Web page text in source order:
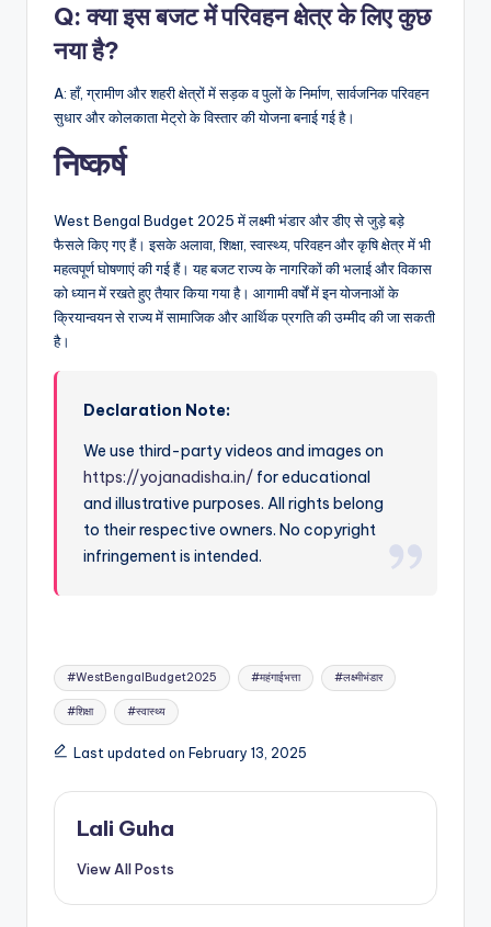
Q:क्या इस बजट में परिवहन क्षेत्र के लिए कुछ
नया है?
A: हाँ, ग्रामीण और शहरी क्षेत्रों में सड़क व पुलों के निर्माण, सार्वजनिक परिवहन
सुधार और कोलकाता मेट्रो के विस्तार की योजना बनाई गई है।
निष्कर्ष
West Bengal Budget 2025 में लक्ष्मी भंडार और डीए से जुड़े बड़े
फैसले किए गए हैं। इसके अलावा, शिक्षा, स्वास्थ्य, परिवहन और कृषि क्षेत्र में भी
महत्वपूर्ण घोषणाएं की गई हैं। यह बजट राज्य के नागरिकों की भलाई और विकास
को ध्यान में रखते हुए तैयार किया गया है। आगामी वर्षों में इन योजनाओं के
क्रियान्वयन से राज्य में सामाजिक और आर्थिक प्रगति की उम्मीद की जा सकती
है।
Declaration Note:
We use third-party videos and images on
https://yojanadisha.in/ for educational
and illustrative purposes. All rights belong
to their respective owners. No copyright
infringement is intended.
Tags:
#WestBengalBudget2025 #महंगाईभत्ता #लक्ष्मीभंडार
#शिक्षा #स्वास्थ्य
Last updated on February 13, 2025
Lali Guha
View All Posts